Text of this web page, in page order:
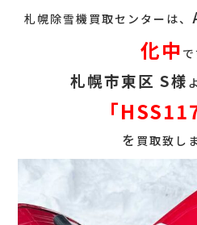
札幌除雪機買取センターは、
化中 で
札幌市東区 S様
「
を 買取致し